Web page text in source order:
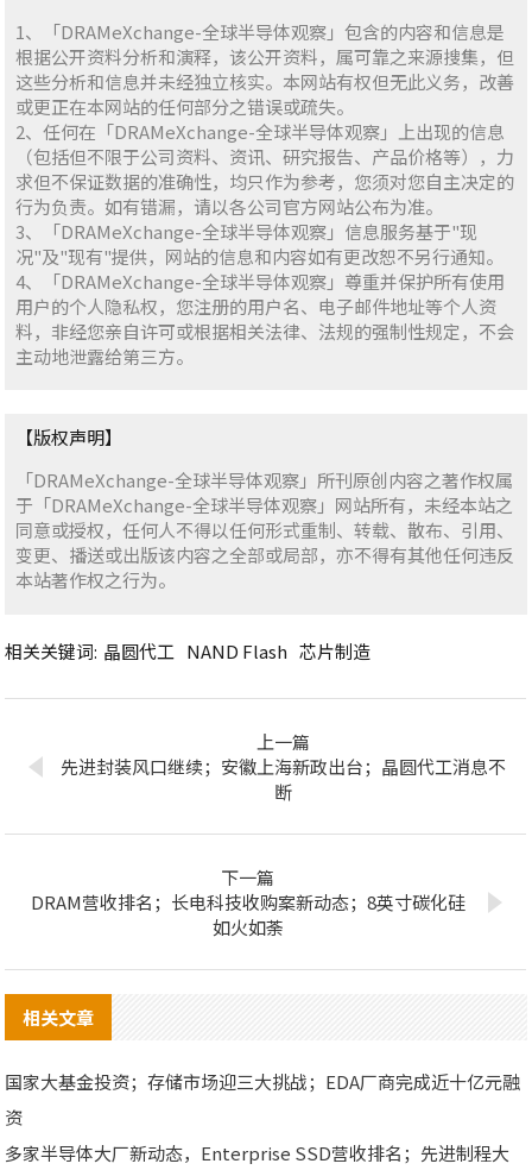
1、「DRAMeXchange-全球半导体观察」包含的内容和信息是
根据公开资料分析和演释，该公开资料，属可靠之来源搜集，但
这些分析和信息并未经独立核实。本网站有权但无此义务，改善
或更正在本网站的任何部分之错误或疏失。
2、任何在「DRAMeXchange-全球半导体观察」上出现的信息
（包括但不限于公司资料、资讯、研究报告、产品价格等），力
求但不保证数据的准确性，均只作为参考，您须对您自主决定的
行为负责。如有错漏，请以各公司官方网站公布为准。
3、「DRAMeXchange-全球半导体观察」信息服务基于"现
况"及"现有"提供，网站的信息和内容如有更改恕不另行通知。
4、「DRAMeXchange-全球半导体观察」尊重并保护所有使用
用户的个人隐私权，您注册的用户名、电子邮件地址等个人资
料，非经您亲自许可或根据相关法律、法规的强制性规定，不会
主动地泄露给第三方。
【版权声明】
「DRAMeXchange-全球半导体观察」所刊原创内容之著作权属
于「DRAMeXchange-全球半导体观察」网站所有，未经本站之
同意或授权，任何人不得以任何形式重制、转载、散布、引用、
变更、播送或出版该内容之全部或局部，亦不得有其他任何违反
本站著作权之行为。
相关关键词: 晶圆代工 NAND Flash 芯片制造
上一篇
先进封装风口继续；安徽上海新政出台；晶圆代工消息不
断
下一篇
DRAM营收排名；长电科技收购案新动态；8英寸碳化硅
如火如荼
相关文章
国家大基金投资；存储市场迎三大挑战；EDA厂商完成近十亿元融
资
多家半导体大厂新动态，Enterprise SSD营收排名；先进制程大